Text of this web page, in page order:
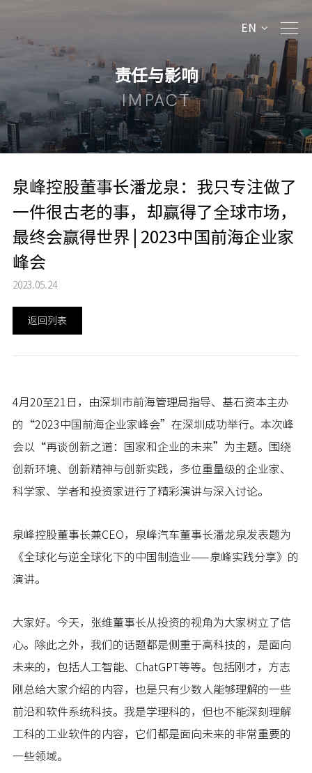
EN
责任与影响
IMPACT
泉峰控股董事长潘龙泉：我只专注做了
一件很古老的事，却赢得了全球市场，
最终会赢得世界 | 2023中国前海企业家
峰会
2023.05.24
返回列表
4月20至21日，由深圳市前海管理局指导、基石资本主办
的“2023中国前海企业家峰会”在深圳成功举行。本次峰
会以“再谈创新之道：国家和企业的未来”为主题。围绕
创新环境、创新精神与创新实践，多位重量级的企业家、
科学家、学者和投资家进行了精彩演讲与深入讨论。
泉峰控股董事长兼CEO，泉峰汽车董事长潘龙泉发表题为
《全球化与逆全球化下的中国制造业——泉峰实践分享》的
演讲。
大家好。今天，张维董事长从投资的视角为大家树立了信
心。除此之外，我们的话题都是侧重于高科技的，是面向
未来的，包括人工智能、ChatGPT等等。包括刚才，方志
刚总给大家介绍的内容，也是只有少数人能够理解的一些
前沿和软件系统科技。我是学理科的，但也不能深刻理解
工科的工业软件的内容，它们都是面向未来的非常重要的
一些领域。